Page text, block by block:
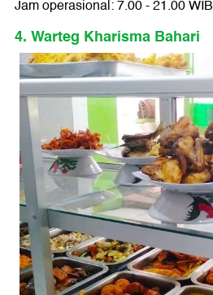
Jam operasional: 7.00 - 21.00 WIB
4. Warteg Kharisma Bahari